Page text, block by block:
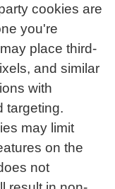
cookies are
you're
place third-
and similar
with
targeting.
may limit
on the
not